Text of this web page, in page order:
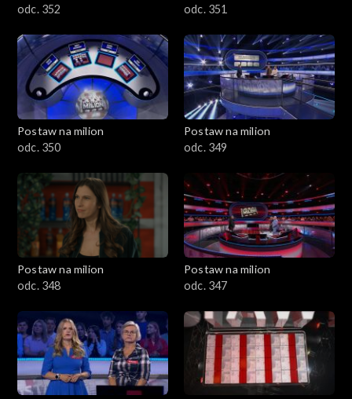
odc. 352
odc. 351
Postaw na milion
odc. 350
Postaw na milion
odc. 349
Postaw na milion
odc. 348
Postaw na milion
odc. 347